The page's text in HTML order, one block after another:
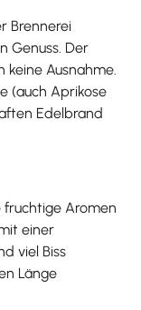
Brennerei
Genuss. Der
Ausnahme.
(auch Aprikose
Edelbrand
Aromen
einer
viel Biss
Länge